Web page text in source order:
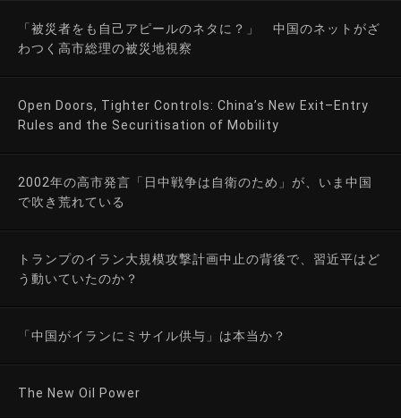
「被災者をも自己アピールのネタに？」 中国のネットがざ
わつく高市総理の被災地視察
Open Doors, Tighter Controls: China’s New Exit–Entry
Rules and the Securitisation of Mobility
2002年の高市発言「日中戦争は自衛のため」が、いま中国
で吹き荒れている
トランプのイラン大規模攻撃計画中止の背後で、習近平はど
う動いていたのか？
「中国がイランにミサイル供与」は本当か？
The New Oil Power